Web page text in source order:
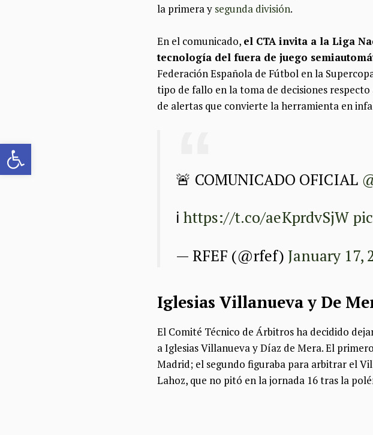
Abrir barra de herramientas
la primera y segunda división.
En el comunicado, el CTA invita a la Liga
tecnología del fuera de juego
Federación Española de Fútbol en la
tipo de fallo en la toma de decisiones
de alertas que convierte la herramienta en
🚨 COMUNICADO OFICIAL
ℹ️ https://t.co/aeKprdvSjW
— RFEF (@rfef) January 17,
Iglesias Villanueva y De
El Comité Técnico de Árbitros ha decidido
a Iglesias Villanueva y Díaz de Mera. El
Madrid; el segundo figuraba para arbitrar el
Lahoz, que no pitó en la jornada 16 tras la